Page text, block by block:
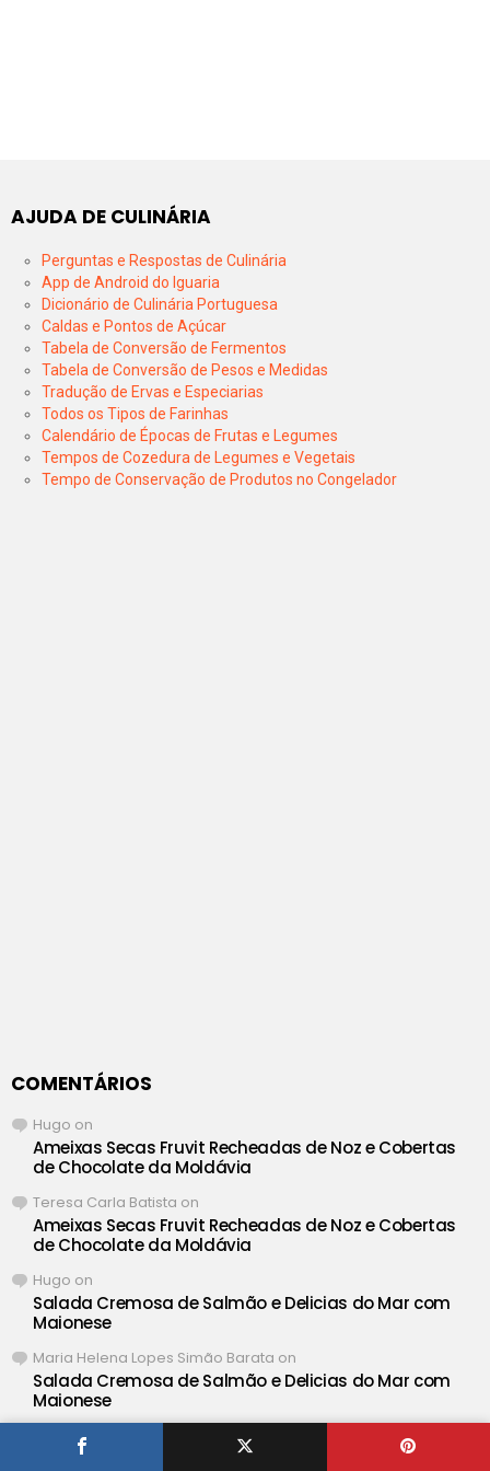
AJUDA DE CULINÁRIA
Perguntas e Respostas de Culinária
App de Android do Iguaria
Dicionário de Culinária Portuguesa
Caldas e Pontos de Açúcar
Tabela de Conversão de Fermentos
Tabela de Conversão de Pesos e Medidas
Tradução de Ervas e Especiarias
Todos os Tipos de Farinhas
Calendário de Épocas de Frutas e Legumes
Tempos de Cozedura de Legumes e Vegetais
Tempo de Conservação de Produtos no Congelador
COMENTÁRIOS
Hugo on
Ameixas Secas Fruvit Recheadas de Noz e Cobertas
de Chocolate da Moldávia
Teresa Carla Batista on
Ameixas Secas Fruvit Recheadas de Noz e Cobertas
de Chocolate da Moldávia
Hugo on
Salada Cremosa de Salmão e Delicias do Mar com
Maionese
Maria Helena Lopes Simão Barata on
Salada Cremosa de Salmão e Delicias do Mar com
Maionese
on
Salada de Couve Roxa à Americana • Red Cabbage